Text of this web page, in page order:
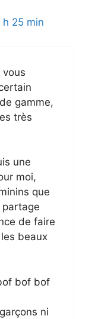
h 25 min
vous
gamme,
très
une
moi,
que
partage
de faire
beaux
bof bof
ni